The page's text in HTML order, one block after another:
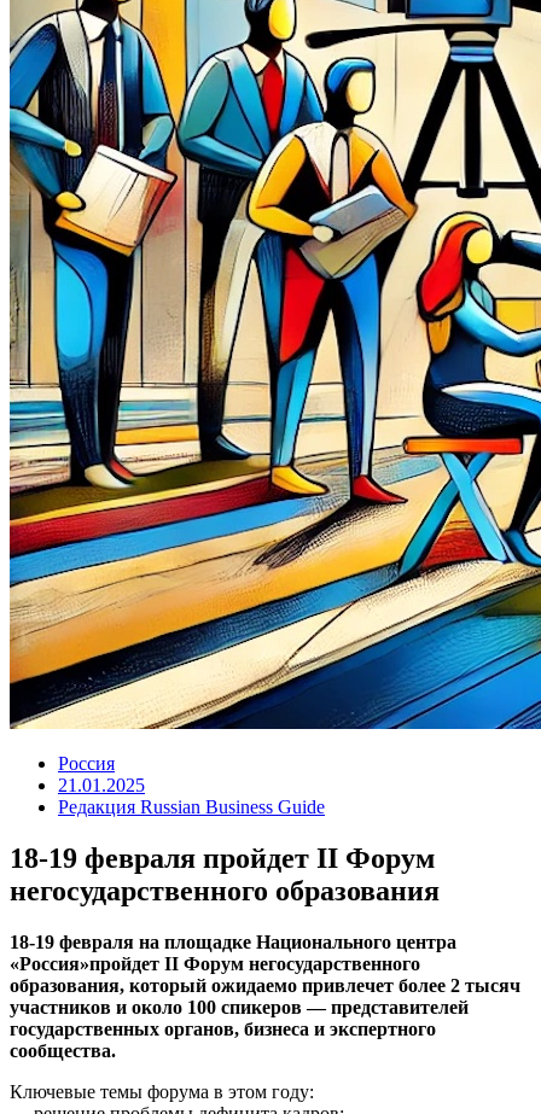
Россия
21.01.2025
Редакция Russian Business Guide
18-19 февраля пройдет II Форум
негосударственного образования
18-19 февраля на площадке Национального центра
«Россия»пройдет II Форум негосударственного
образования, который ожидаемо привлечет более 2 тысяч
участников и около 100 спикеров — представителей
государственных органов, бизнеса и экспертного
сообщества.
Ключевые темы форума в этом году: